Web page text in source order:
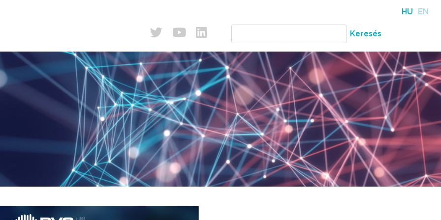
HU EN